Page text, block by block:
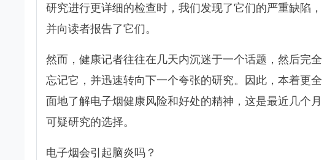
研究进行更详细的检查时，我们发现了它们的严重缺陷，
并向读者报告了它们。
然而，健康记者往往在几天内沉迷于一个话题，然后完全
忘记它，并迅速转向下一个夸张的研究。因此，本着更全
面地了解电子烟健康风险和好处的精神，这是最近几个月
可疑研究的选择。
电子烟会引起脑炎吗？